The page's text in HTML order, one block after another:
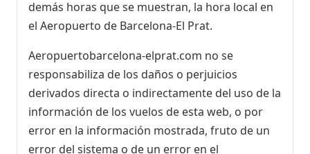
demás horas que se muestran, la hora local en
el Aeropuerto de Barcelona-El Prat.
Aeropuertobarcelona-elprat.com no se
responsabiliza de los daños o perjuicios
derivados directa o indirectamente del uso de la
información de los vuelos de esta web, o por
error en la información mostrada, fruto de un
error del sistema o de un error en el